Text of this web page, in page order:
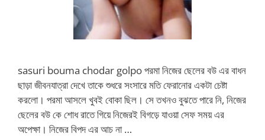
sasuri bouma chodar golpo পরমা নিজের ছেলের বউ এর বাধন
ছাড়া জীবনযাত্রা দেখে তাকে শুধরে সংসারে মতি ফেরানোর একটা চেষ্টা
করলো। পরমা আসলে খুবই বোকা ছিল। সে তখনও বুঝতে পারে নি, নিজের
ছেলের বউ কে শোধ রাতে গিয়ে নিজেরই বিগড়ে যাওয়া সেফ সময় এর
অপেক্ষা। নিজের বিপদ এর আচ না …